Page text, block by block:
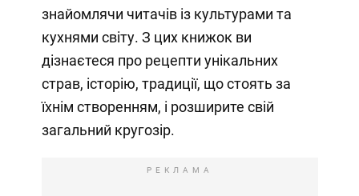
знайомлячи читачів із культурами та
кухнями світу. З цих книжок ви
дізнаєтеся про рецепти унікальних
страв, історію, традиції, що стоять за
їхнім створенням, і розширите свій
загальний кругозір.
РЕКЛАМА